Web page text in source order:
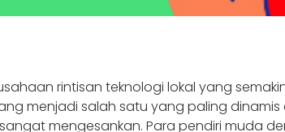
rintisan teknologi lokal yang
menjadi salah satu yang paling
mengesankan. Para pendiri muda